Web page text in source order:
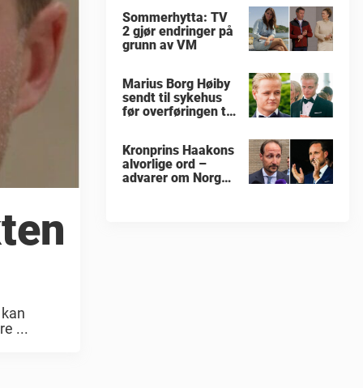
...
Sommerhytta: TV
2 gjør endringer på
grunn av VM
Marius Borg Høiby
sendt til sykehus
før overføringen til
Kronprins Haakons
alvorlige ord –
advarer om Norges